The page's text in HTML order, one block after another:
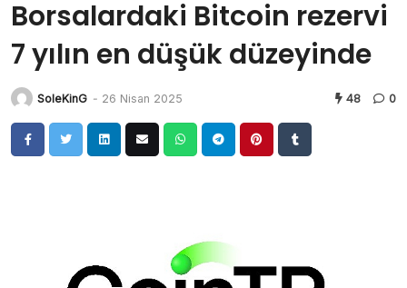
Borsalardaki Bitcoin rezervi
7 yılın en düşük düzeyinde
SoleKinG - 26 Nisan 2025 48 0